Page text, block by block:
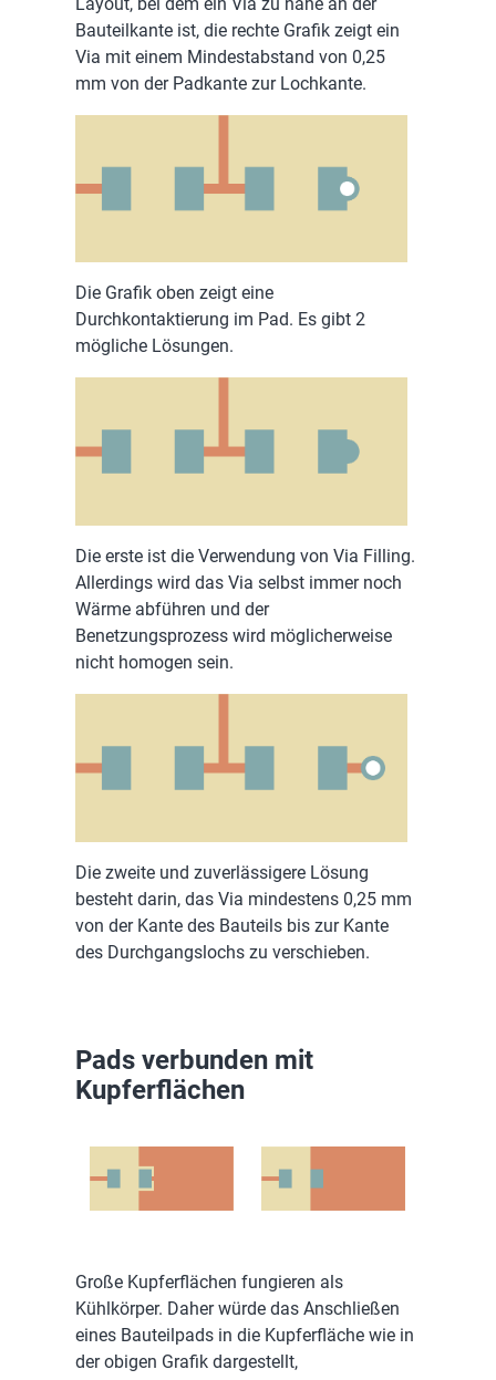
Bauteilkante ist, die rechte Grafik zeigt ein
Via mit einem Mindestabstand von 0,25
mm von der Padkante zur Lochkante.
Die Grafik oben zeigt eine
Durchkontaktierung im Pad. Es gibt 2
mögliche Lösungen.
Die erste ist die Verwendung von Via Filling.
Allerdings wird das Via selbst immer noch
Wärme abführen und der
Benetzungsprozess wird möglicherweise
nicht homogen sein.
Die zweite und zuverlässigere Lösung
besteht darin, das Via mindestens 0,25 mm
von der Kante des Bauteils bis zur Kante
des Durchgangslochs zu verschieben.
Pads verbunden mit
Kupferflächen
Große Kupferflächen fungieren als
Kühlkörper. Daher würde das Anschließen
eines Bauteilpads in die Kupferfläche wie in
der obigen Grafik dargestellt,